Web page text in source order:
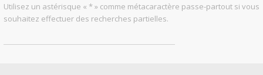
Utilisez un astérisque « * » comme métacaractère passe-partout si vous
souhaitez effectuer des recherches partielles.